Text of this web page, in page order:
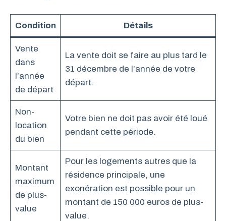
Condition Détails
Vente
dans
l’année
de départ
La vente doit se faire au plus tard le
31 décembre de l’année de votre
départ.
Non-
location
du bien
Votre bien ne doit pas avoir été loué
pendant cette période.
Montant
maximum
de plus-
value
Pour les logements autres que la
résidence principale, une
exonération est possible pour un
montant de 150 000 euros de plus-
value.